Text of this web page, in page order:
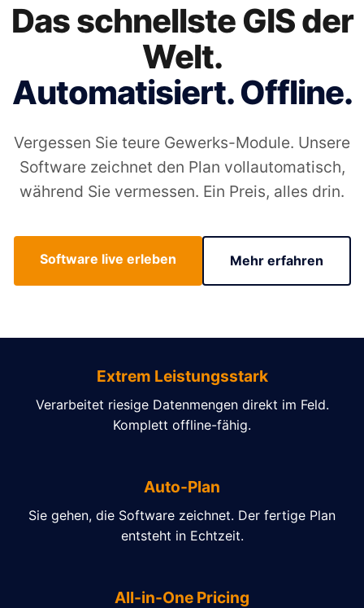
Das schnellste GIS der
Welt.
Automatisiert. Offline.
Vergessen Sie teure Gewerks-Module. Unsere
Software zeichnet den Plan vollautomatisch,
während Sie vermessen. Ein Preis, alles drin.
Software live erleben Mehr erfahren
Extrem Leistungsstark
Verarbeitet riesige Datenmengen direkt im Feld.
Komplett offline-fähig.
Auto-Plan
Sie gehen, die Software zeichnet. Der fertige Plan
entsteht in Echtzeit.
All-in-One Pricing